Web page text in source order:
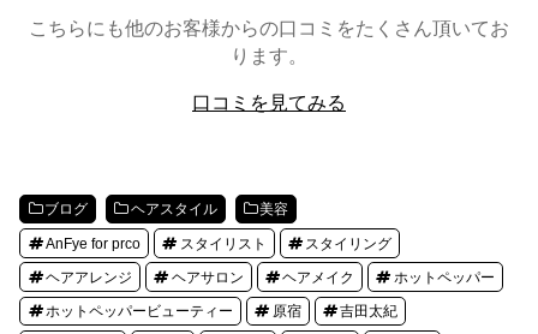
こちらにも他のお客様からの口コミをたくさん頂いてお
ります。
口コミを見てみる
ブログ ヘアスタイル 美容
AnFye for prco スタイリスト スタイリング
ヘアアレンジ ヘアサロン ヘアメイク ホットペッパー
ホットペッパービューティー 原宿 吉田太紀